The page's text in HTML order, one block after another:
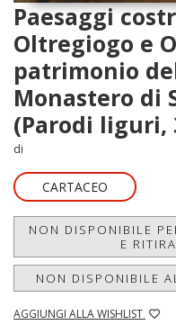
Paesaggi
Oltregiogo e
patrimonio
Monastero di
(Parodi liguri,
di
CARTACEO
NON DISPONIBILE
E
NON DISPONIBILE
AGGIUNGI ALLA WISHLIST